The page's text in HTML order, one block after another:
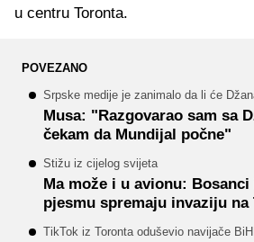
u centru Toronta.
POVEZANO
Srpske medije je zanimalo da li će
Musa: "Razgovarao sam sa
čekam da Mundijal počne"
Stižu iz cijelog svijeta
Ma može i u avionu:
pjesmu spremaju invaziju na
TikTok iz Toronta oduševio navijače BiH